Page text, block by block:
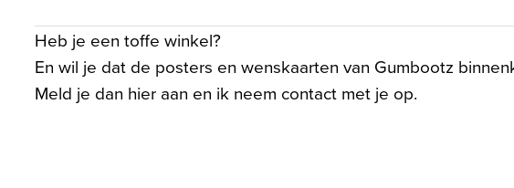
Heb je een toffe winkel?
En wil je dat de posters en wenskaarten van Gumbootz
Meld je dan hier aan en ik neem contact met je op.